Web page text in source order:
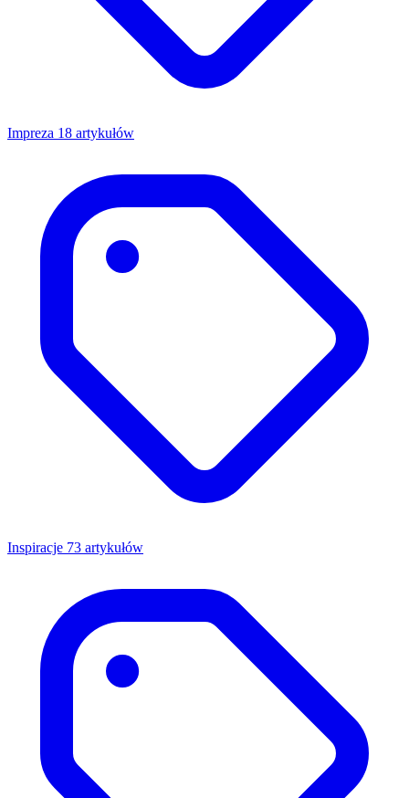
Impreza 18 artykułów
Inspiracje 73 artykułów